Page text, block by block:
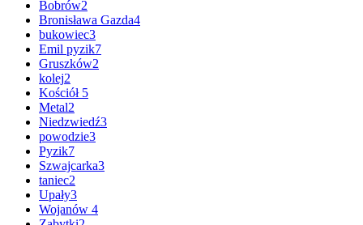
Bobrów2
Bronisława Gazda4
bukowiec3
Emil pyzik7
Gruszków2
kolej2
Kościół 5
Metal2
Niedzwiedź3
powodzie3
Pyzik7
Szwajcarka3
taniec2
Upały3
Wojanów 4